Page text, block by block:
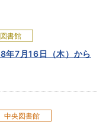
書館
年7月16日（木）から
中央図書館